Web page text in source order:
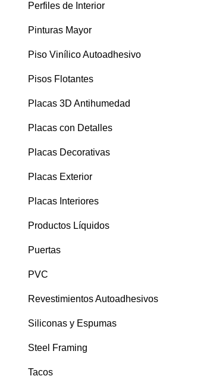
Perfiles de Interior
Pinturas Mayor
Piso Vinílico Autoadhesivo
Pisos Flotantes
Placas 3D Antihumedad
Placas con Detalles
Placas Decorativas
Placas Exterior
Placas Interiores
Productos Líquidos
Puertas
PVC
Revestimientos Autoadhesivos
Siliconas y Espumas
Steel Framing
Tacos